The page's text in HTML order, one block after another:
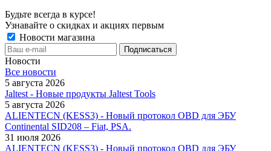
Будьте всегда в курсе!
Узнавайте о скидках и акциях первым
Новости магазина
Новости
Все новости
5 августа 2026
Jaltest - Новые продукты Jaltest Tools
5 августа 2026
ALIENTECN (KESS3) - Новый протокол OBD для ЭБУ
Continental SID208 – Fiat, PSA.
31 июля 2026
ALIENTECN (KESS3) - Новый протокол OBD для ЭБУ